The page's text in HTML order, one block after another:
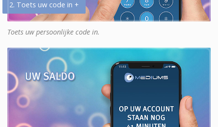
2. Toets uw code in +
Toets uw persoonlijke code in.